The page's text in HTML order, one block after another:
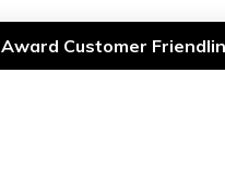
Customer